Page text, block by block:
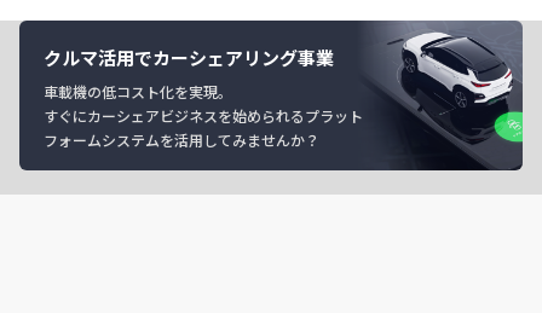
クルマ活用でカーシェアリング事業
車載機の低コスト化を実現。
すぐにカーシェアビジネスを始められるプラット
フォームシステムを活用してみませんか？